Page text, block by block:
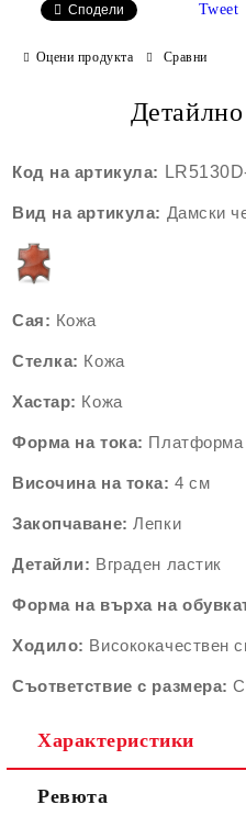
Сподели Tweet
Оцени продукта Сравни
Код на артикула: LR5130D
Вид на артикула: Дамски
Сая: Кожа
Стелка: Кожа
Хастар: Кожа
Форма на тока: Платформа
Височина на тока:4 см
Закопчаване: Лепки
Детайли: Вграден ластик
Форма на върха на
Ходило: Висококачествен
Съответствие с размера:
Характеристики
Ревюта